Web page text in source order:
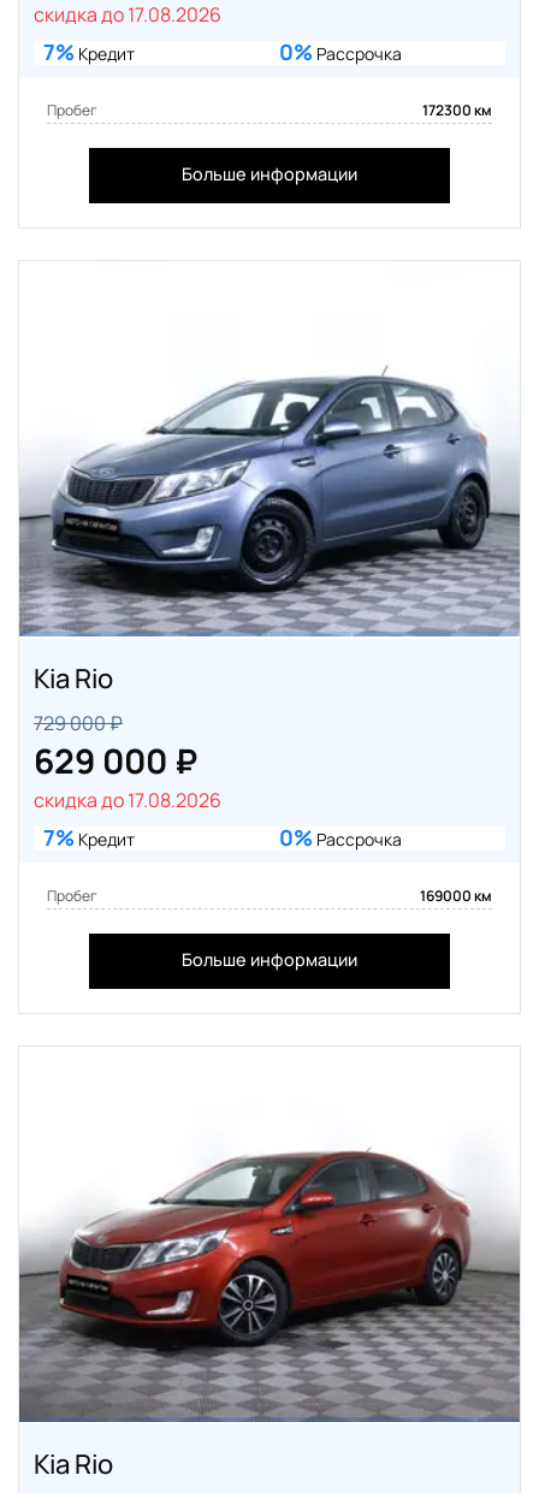
скидка до 17.08.2026
7% Кредит 0% Рассрочка
Пробег 172300 км
Больше информации
Kia Rio
729 000 ₽
629 000 ₽
скидка до 17.08.2026
7% Кредит 0% Рассрочка
Пробег 169000 км
Больше информации
Kia Rio